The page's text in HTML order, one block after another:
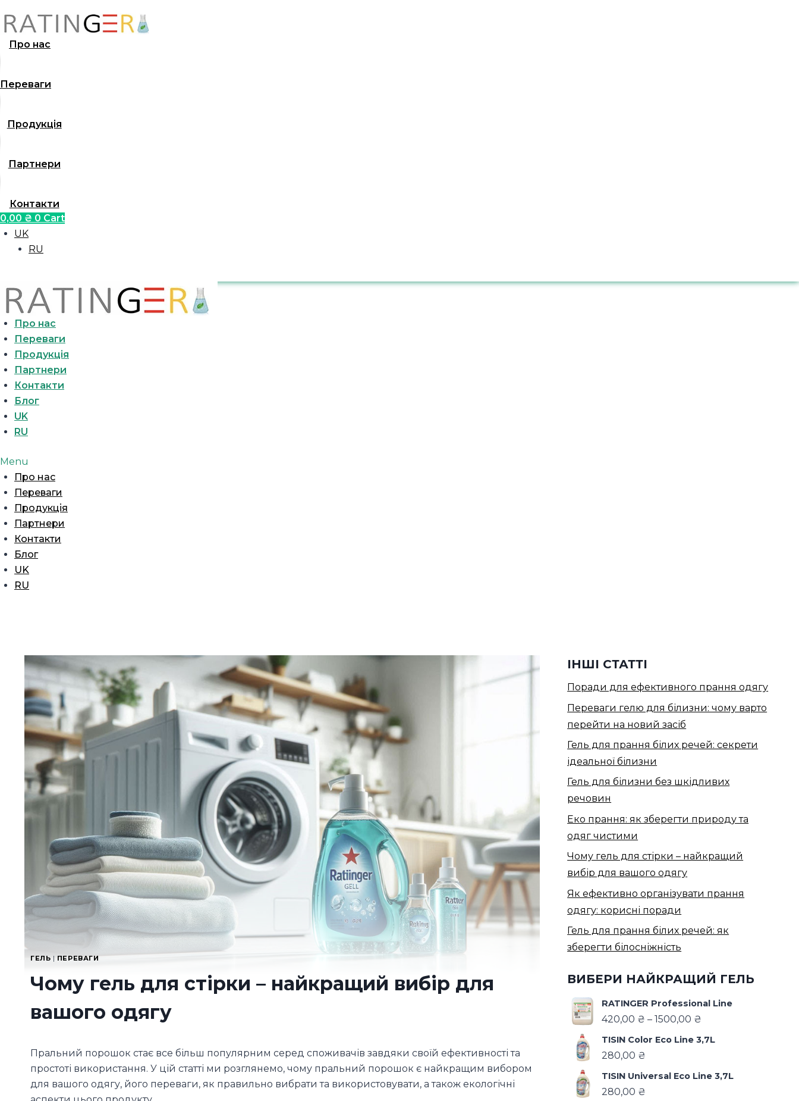
до
вмісту
Про нас
Переваги
Продукція
Партнери
Контакти
0,00 ₴ 0 Cart
UK
RU
Про нас
Переваги
Продукція
Партнери
Контакти
Блог
UK
RU
Menu
Про нас
Переваги
Продукція
Партнери
Контакти
Блог
UK
RU
ГЕЛЬ | ПЕРЕВАГИ
Чому гель для стірки – найкращий вибір для
вашого одягу
Пральний порошок стає все більш популярним серед споживачів завдяки своїй ефективності та
простоті використання. У цій статті ми розглянемо, чому пральний порошок є найкращим вибором
для вашого одягу, його переваги, як правильно вибрати та використовувати, а також екологічні
ІНШІ СТАТТІ
Поради для ефективного прання одягу
Переваги гелю для білизни: чому варто
перейти на новий засіб
Гель для прання білих речей: секрети
ідеальної білизни
Гель для білизни без шкідливих
речовин
Еко прання: як зберегти природу та
одяг чистими
Чому гель для стірки – найкращий
вибір для вашого одягу
Як ефективно організувати прання
одягу: корисні поради
Гель для прання білих речей: як
зберегти білосніжність
ВИБЕРИ НАЙКРАЩИЙ ГЕЛЬ
RATINGER Professional Line
420,00 ₴ –1500,00 ₴
TISIN Color Eco Line 3,7L
280,00 ₴
TISIN Universal Eco Line 3,7L
280,00 ₴